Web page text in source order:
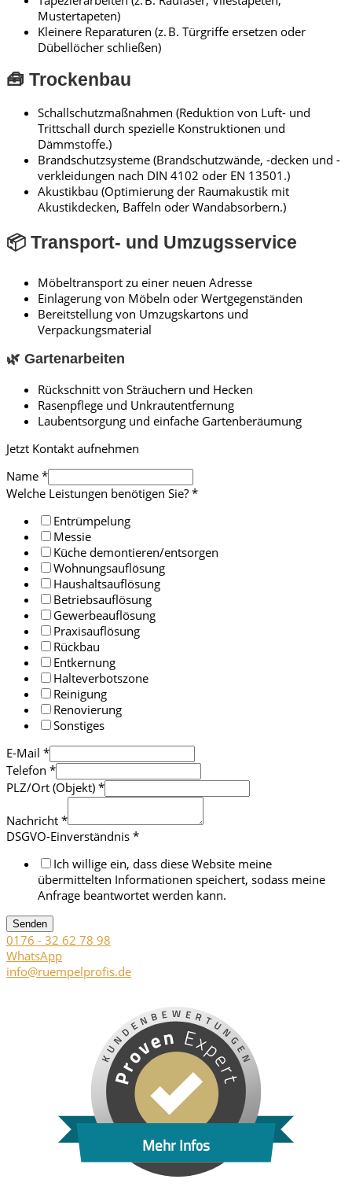
Mustertapeten)
Kleinere Reparaturen (z. B. Türgriffe ersetzen oder
Dübellöcher schließen)
🧰 Trockenbau
Schallschutzmaßnahmen (Reduktion von Luft- und
Trittschall durch spezielle Konstruktionen und
Dämmstoffe.)
Brandschutzsysteme (Brandschutzwände, -decken und -
verkleidungen nach DIN 4102 oder EN 13501.)
Akustikbau (Optimierung der Raumakustik mit
Akustikdecken, Baffeln oder Wandabsorbern.)
📦 Transport- und Umzugsservice
Möbeltransport zu einer neuen Adresse
Einlagerung von Möbeln oder Wertgegenständen
Bereitstellung von Umzugskartons und
Verpackungsmaterial
🌿 Gartenarbeiten
Rückschnitt von Sträuchern und Hecken
Rasenpflege und Unkrautentfernung
Laubentsorgung und einfache Gartenberäumung
Jetzt Kontakt aufnehmen
Name *
Welche Leistungen benötigen Sie? *
Entrümpelung
Messie
Küche demontieren/entsorgen
Wohnungsauflösung
Haushaltsauflösung
Betriebsauflösung
Gewerbeauflösung
Praxisauflösung
Rückbau
Entkernung
Halteverbotszone
Reinigung
Renovierung
Sonstiges
E-Mail *
Telefon *
PLZ/Ort (Objekt) *
Nachricht *
DSGVO-Einverständnis *
Ich willige ein, dass diese Website meine
übermittelten Informationen speichert, sodass meine
Anfrage beantwortet werden kann.
Senden
0176 - 32 62 78 98
WhatsApp
info@ruempelprofis.de
Mehr Infos